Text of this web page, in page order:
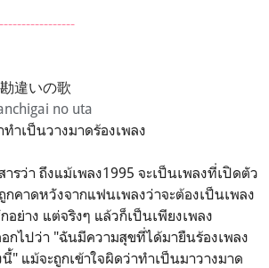
違いの歌
no uta
ำเป็นวางมาดร้องเพลง
รว่า ถึงแม้เพลง1995 จะเป็นเพลงที่เปิดตัว
คาดหวังจากแฟนเพลงว่าจะต้องเป็นเพลง
ย่าง แต่จริงๆ แล้วก็เป็นเพียงเพลง
กไปว่า "ฉันมีความสุขที่ได้มายืนร้องเพลง
แม้จะถูกเข้าใจผิดว่าทำเป็นมาวางมาด